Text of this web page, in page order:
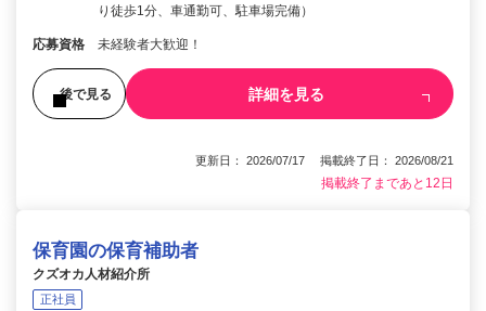
り徒歩1分、車通勤可、駐車場完備）
応募資格 未経験者大歓迎！
後で見る 詳細を見る
更新日： 2026/07/17 掲載終了日： 2026/08/21
掲載終了まであと12日
保育園の保育補助者
クズオカ人材紹介所
正社員